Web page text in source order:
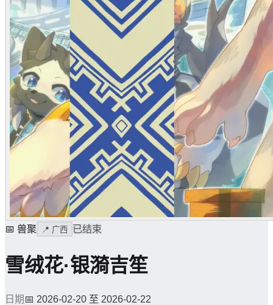
📅 兽聚 📍 广西 已结束
雪绒花·银漪吉笙
日期 📅 2026-02-20 至 2026-02-22